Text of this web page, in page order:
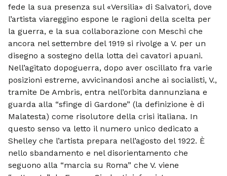
fede la sua presenza sul «Versilia» di Salvatori, dove
l’artista viareggino espone le ragioni della scelta per
la guerra, e la sua collaborazione con Meschi che
ancora nel settembre del 1919 si rivolge a V. per un
disegno a sostegno della lotta dei cavatori apuani.
Nell’agitato dopoguerra, dopo aver oscillato fra varie
posizioni estreme, avvicinandosi anche ai socialisti, V.,
tramite De Ambris, entra nell’orbita dannunziana e
guarda alla “sfinge di Gardone” (la definizione è di
Malatesta) come risolutore della crisi italiana. In
questo senso va letto il numero unico dedicato a
Shelley che l’artista prepara nell’agosto del 1922. È
nello sbandamento e nel disorientamento che
seguono alla “marcia su Roma” che V. viene